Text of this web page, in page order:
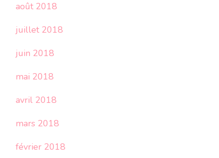
août 2018
juillet 2018
juin 2018
mai 2018
avril 2018
mars 2018
février 2018